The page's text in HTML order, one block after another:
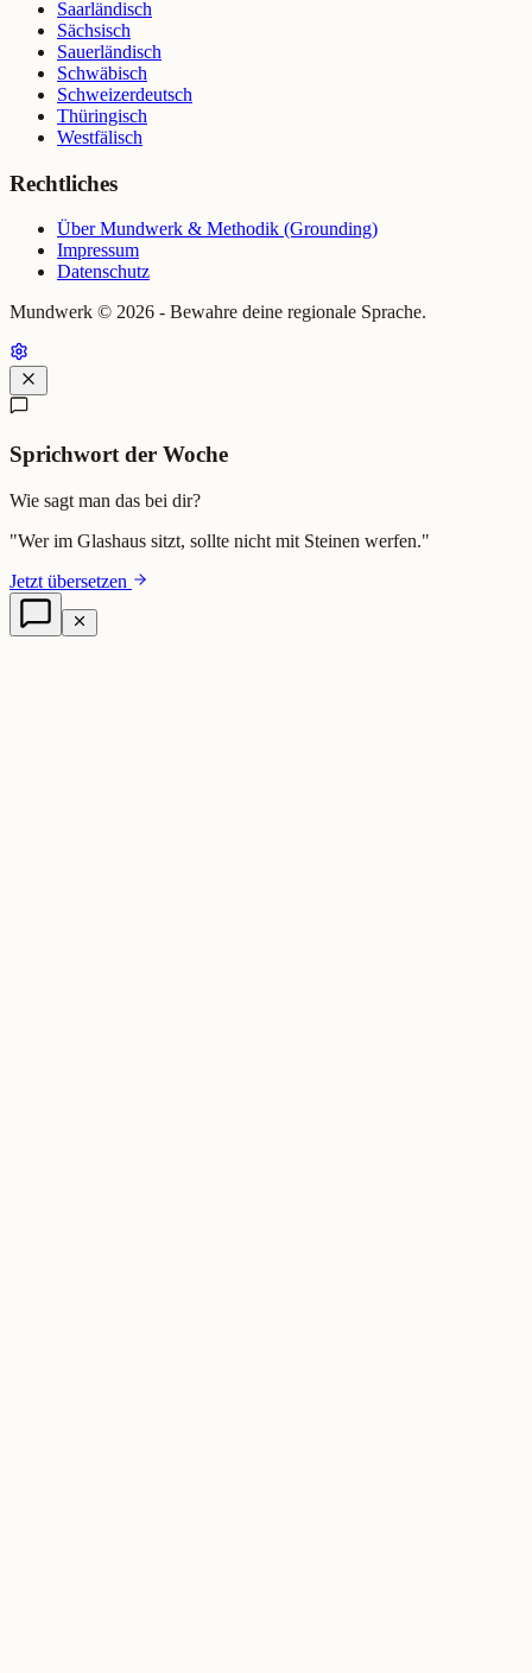
Saarländisch
Sächsisch
Sauerländisch
Schwäbisch
Schweizerdeutsch
Thüringisch
Westfälisch
Rechtliches
Über Mundwerk & Methodik (Grounding)
Impressum
Datenschutz
Mundwerk © 2026 - Bewahre deine regionale Sprache.
Sprichwort der Woche
Wie sagt man das bei dir?
"Wer im Glashaus sitzt, sollte nicht mit Steinen werfen."
Jetzt übersetzen